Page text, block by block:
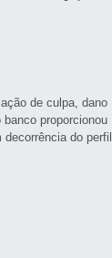
de culpa, dano
proporcionou
do perfil